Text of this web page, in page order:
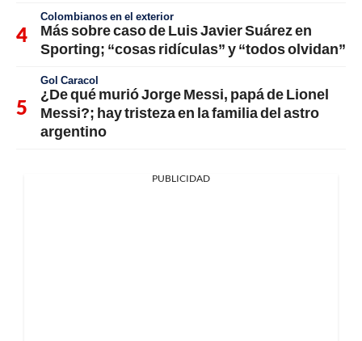
Colombianos en el exterior
Más sobre caso de Luis Javier Suárez en
Sporting; “cosas ridículas” y “todos olvidan”
Gol Caracol
¿De qué murió Jorge Messi, papá de Lionel
Messi?; hay tristeza en la familia del astro
argentino
PUBLICIDAD